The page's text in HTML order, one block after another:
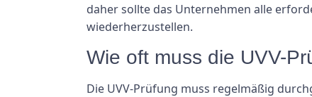
daher sollte das Unternehmen alle
wiederherzustellen.
Wie oft muss die UVV-
Die UVV-Prüfung muss regelmäßig